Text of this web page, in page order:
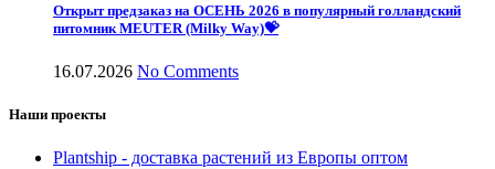
Открыт предзаказ на ОСЕНЬ 2026 в популярный голландский
питомник MEUTER (Milky Way)💝
16.07.2026 No Comments
Наши проекты
Plantship - доставка растений из Европы оптом